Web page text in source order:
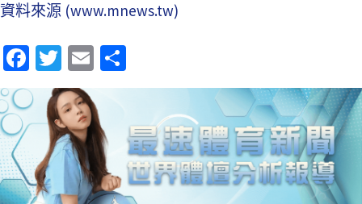
資料來源 (www.mnews.tw)
Fa
ce
b
o
o
k
T
wi
tt
er
E
m
ai
l
享